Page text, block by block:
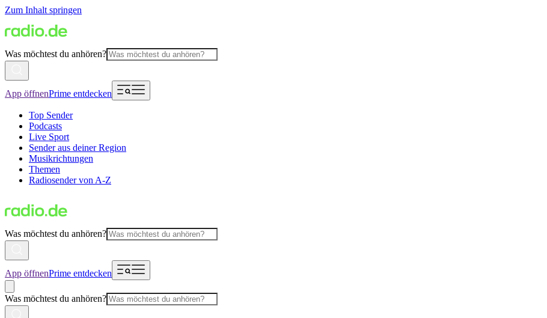
Zum Inhalt springen
Was möchtest du anhören?
App öffnenPrime entdecken
Top Sender
Podcasts
Live Sport
Sender aus deiner Region
Musikrichtungen
Themen
Radiosender von A-Z
Was möchtest du anhören?
App öffnenPrime entdecken
Was möchtest du anhören?